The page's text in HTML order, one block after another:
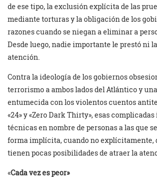
de ese tipo, la exclusión explícita de las
mediante torturas y la obligación de los
razones cuando se niegan a eliminar a
Desde luego, nadie importante le prestó ni
atención.
Contra la ideología de los gobiernos
terrorismo a ambos lados del Atlántico y
entumecida con los violentos cuentos
«24» y «Zero Dark Thirty», esas
técnicas en nombre de personas a las que
forma implícita, cuando no explícitamente,
tienen pocas posibilidades de atraer la
«Cada vez es peor»